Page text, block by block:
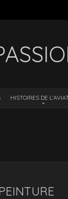
HISTOIRES DE